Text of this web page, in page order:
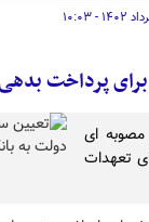
پرداخت
ای
تعهدات